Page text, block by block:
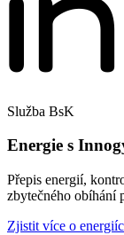
Služba BsK
Energie s
Přepis energií,
zbytečného obíhání
Zjistit více o